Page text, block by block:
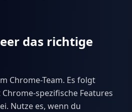
das richtige
Chrome-Team. Es folgt
spezifische Features
Nutze es, wenn du